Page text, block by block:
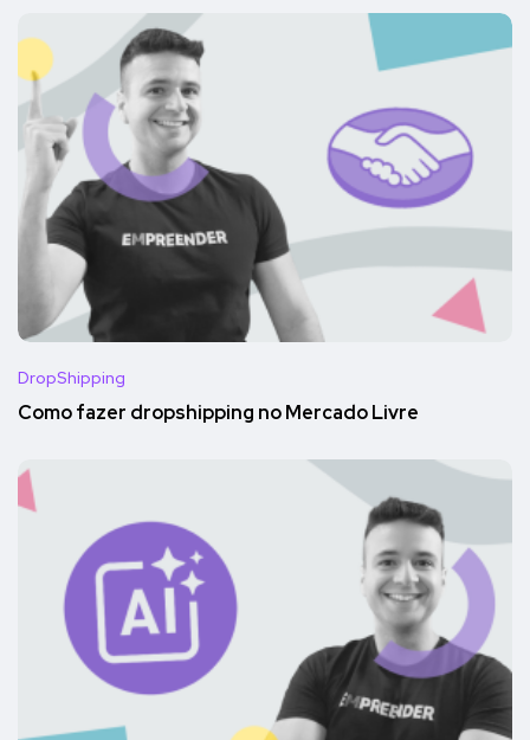
DropShipping
Como fazer dropshipping no Mercado Livre